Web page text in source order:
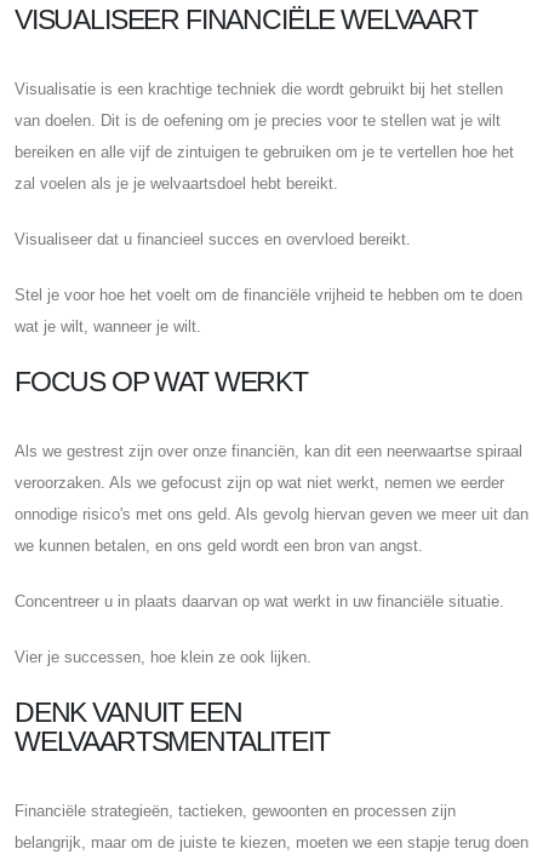
VISUALISEER FINANCIËLE WELVAART
Visualisatie is een krachtige techniek die wordt gebruikt bij het stellen
van doelen. Dit is de oefening om je precies voor te stellen wat je wilt
bereiken en alle vijf de zintuigen te gebruiken om je te vertellen hoe het
zal voelen als je je welvaartsdoel hebt bereikt.
Visualiseer dat u financieel succes en overvloed bereikt.
Stel je voor hoe het voelt om de financiële vrijheid te hebben om te doen
wat je wilt, wanneer je wilt.
FOCUS OP WAT WERKT
Als we gestrest zijn over onze financiën, kan dit een neerwaartse spiraal
veroorzaken. Als we gefocust zijn op wat niet werkt, nemen we eerder
onnodige risico's met ons geld. Als gevolg hiervan geven we meer uit dan
we kunnen betalen, en ons geld wordt een bron van angst.
Concentreer u in plaats daarvan op wat werkt in uw financiële situatie.
Vier je successen, hoe klein ze ook lijken.
DENK VANUIT EEN
WELVAARTSMENTALITEIT
Financiële strategieën, tactieken, gewoonten en processen zijn
belangrijk, maar om de juiste te kiezen, moeten we een stapje terug doen